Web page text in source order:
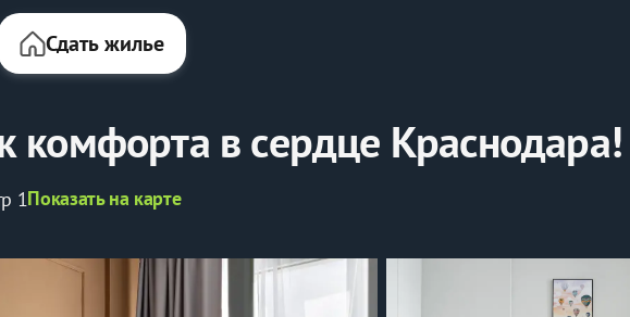
Сдать жилье
комфoртa в сepдцe Kpacнoдaра!
1Показать на карте